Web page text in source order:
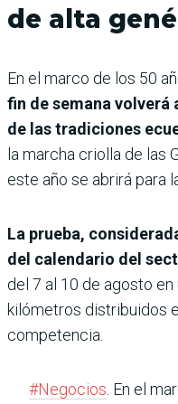
de alta
En el marco de los 50
fin de semana volverá
de las tradiciones
la marcha criolla de las
este año se abrirá para
La prueba,
del calendario del
del 7 al 10 de agosto
kilómetros distribuidos
competencia.
#Negocios. En el